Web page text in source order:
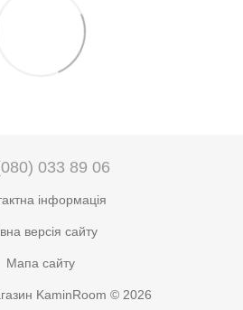
033 89 06
інформація
версія сайту
Мапа сайту
KaminRoom © 2026